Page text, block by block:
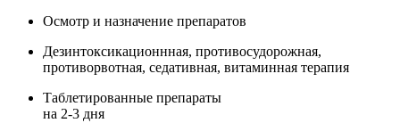
Осмотр и назначение препаратов
Дезинтоксикационнная, противосудорожная,
противорвотная, седативная, витаминная терапия
Таблетированные препараты
на 2-3 дня